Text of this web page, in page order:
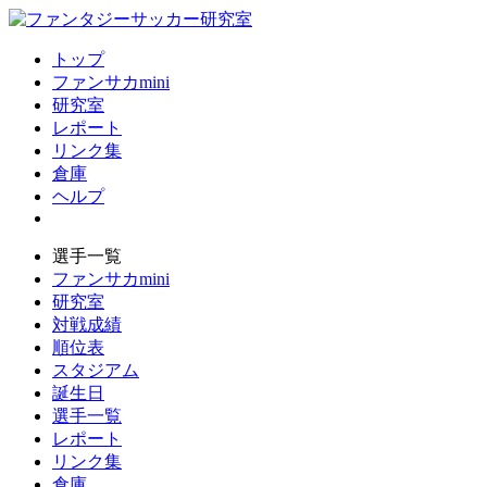
トップ
ファンサカmini
研究室
レポート
リンク集
倉庫
ヘルプ
選手一覧
ファンサカmini
研究室
対戦成績
順位表
スタジアム
誕生日
選手一覧
レポート
リンク集